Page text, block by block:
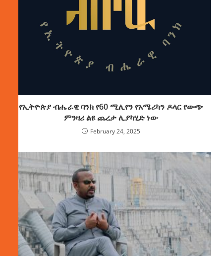
የኢትዮጵያ ብሔራዊ ባንክ የ60 ሚሊየን የአሜሪካን ዶላር የውጭ
ምንዛሪ ልዩ ጨረታ ሊያካሂድ ነው
February 24, 2025